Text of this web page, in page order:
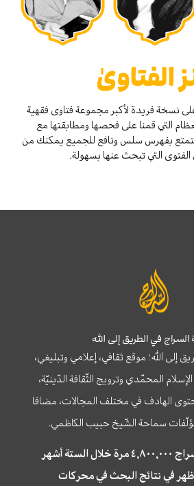
الفتاوىٰ
نسخة فريدة لأكبر مجموعة فتاوى فقهية
التي قمنا على فحصها ومطابقتها مع
بفهرس سلس ونافع للجميع يمكنك من
التي تبحث عنها بسهولة.
في الطريق إلى الله
إلى الله؛ موقع ثقافي، إعلامي وتبليغي،
المحمّدي وترويج الثّقافة الدّينيّة،
الهادف في مختلف المجالات، مضافا
سماحة الشّيخ حبيب الكاظمي.
تمّت زيارة موقع سراج ٤,٨٠٠,٠٠٠ مرة خلال الستة أشهر
ظهر في نتائج البحث في محركات